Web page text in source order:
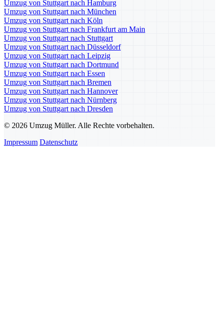
Umzug von Stuttgart nach Hamburg
Umzug von Stuttgart nach München
Umzug von Stuttgart nach Köln
Umzug von Stuttgart nach Frankfurt am Main
Umzug von Stuttgart nach Stuttgart
Umzug von Stuttgart nach Düsseldorf
Umzug von Stuttgart nach Leipzig
Umzug von Stuttgart nach Dortmund
Umzug von Stuttgart nach Essen
Umzug von Stuttgart nach Bremen
Umzug von Stuttgart nach Hannover
Umzug von Stuttgart nach Nürnberg
Umzug von Stuttgart nach Dresden
© 2026 Umzug Müller. Alle Rechte vorbehalten.
Impressum Datenschutz